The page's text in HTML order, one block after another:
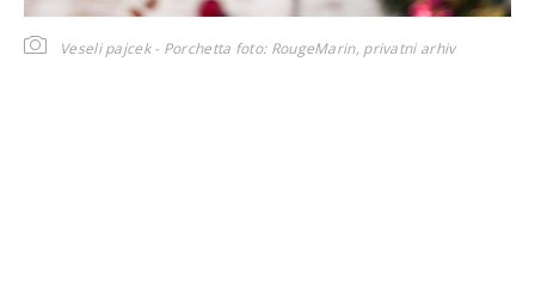
Veseli pajcek - Porchetta foto: RougeMarin, privatni arhiv